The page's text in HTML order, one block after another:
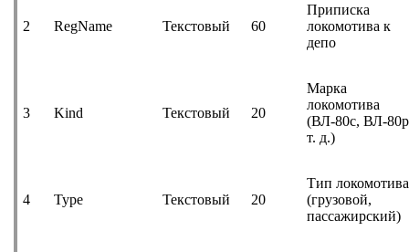
2 RegName Текстовый 60
Приписка
локомотива к
депо
3 Kind Текстовый 20
Марка
локомотива
(ВЛ-80с, ВЛ-
т. д.)
4 Type Текстовый 20
Тип локомотива
(грузовой,
пассажирский)